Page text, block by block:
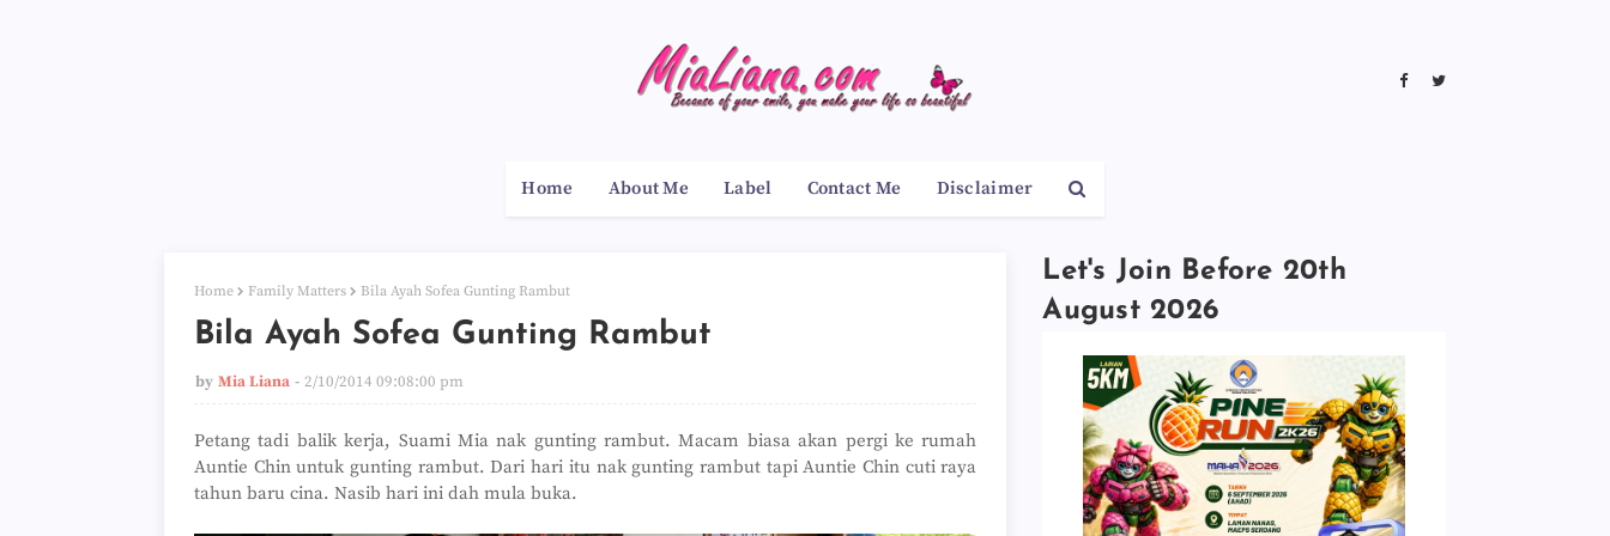
Home About Me Label Contact Me Disclaimer
Home Family Matters Bila Ayah Sofea Gunting Rambut
Bila Ayah Sofea Gunting Rambut
by Mia Liana 2/10/2014 09:08:00 pm
Petang tadi balik kerja, Suami Mia nak gunting rambut. Macam biasa akan pergi ke rumah
Auntie Chin untuk gunting rambut. Dari hari itu nak gunting rambut tapi Auntie Chin cuti raya
tahun baru cina. Nasib hari ini dah mula buka.
Let's Join Before 20th
August 2026